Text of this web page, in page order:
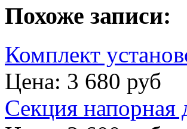
Похоже записи:
Комплект
Цена: 3 680 руб
Секция напорная